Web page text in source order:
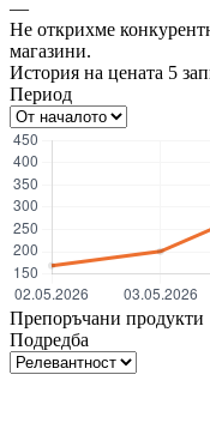
—
Не открихме
магазини.
История на цената 5
Период
Препоръчани продукти
Подредба